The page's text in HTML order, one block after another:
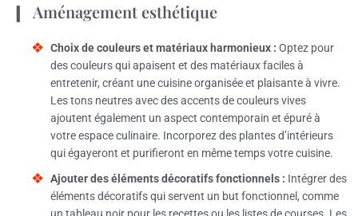
Aménagement esthétique
Choix de couleurs et matériaux harmonieux : Optez pour
des couleurs qui apaisent et des matériaux faciles à
entretenir, créant une cuisine organisée et plaisante à vivre.
Les tons neutres avec des accents de couleurs vives
ajoutent également un aspect contemporain et épuré à
votre espace culinaire. Incorporez des plantes d’intérieurs
qui égayeront et purifieront en même temps votre cuisine.
Ajouter des éléments décoratifs fonctionnels : Intégrer des
éléments décoratifs qui servent un but fonctionnel, comme